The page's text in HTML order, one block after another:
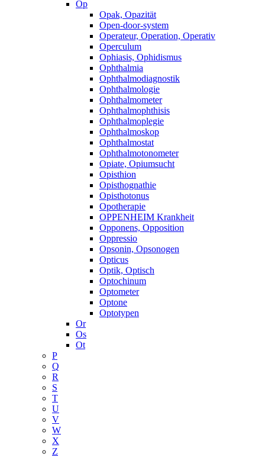
Op
Opak, Opazität
Open-door-system
Operateur, Operation, Operativ
Operculum
Ophiasis, Ophidismus
Ophthalmia
Ophthalmodiagnostik
Ophthalmologie
Ophthalmometer
Ophthalmophthisis
Ophthalmoplegie
Ophthalmoskop
Ophthalmostat
Ophthalmotonometer
Opiate, Opiumsucht
Opisthion
Opisthognathie
Opisthotonus
Opotherapie
OPPENHEIM Krankheit
Opponens, Opposition
Oppressio
Opsonin, Opsonogen
Opticus
Optik, Optisch
Optochinum
Optometer
Optone
Optotypen
Or
Os
Ot
P
Q
R
S
T
U
V
W
X
Z